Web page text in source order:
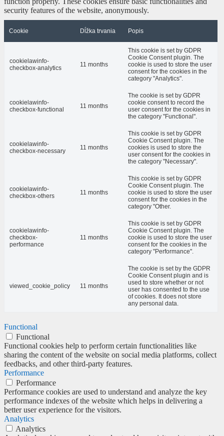
security features of the website, anonymously.
Cookie Dĺžka trvania Popis
cookielawinfo-
checkbox-analytics
11 months
This cookie is set by GDPR
Cookie Consent plugin. The
cookie is used to store the user
consent for the cookies in the
category "Analytics".
cookielawinfo-
checkbox-functional
11 months
The cookie is set by GDPR
cookie consent to record the
user consent for the cookies in
the category "Functional".
cookielawinfo-
checkbox-necessary
11 months
This cookie is set by GDPR
Cookie Consent plugin. The
cookies is used to store the
user consent for the cookies in
the category "Necessary".
cookielawinfo-
checkbox-others
11 months
This cookie is set by GDPR
Cookie Consent plugin. The
cookie is used to store the user
consent for the cookies in the
category "Other.
cookielawinfo-
checkbox-
performance
11 months
This cookie is set by GDPR
Cookie Consent plugin. The
cookie is used to store the user
consent for the cookies in the
category "Performance".
viewed_cookie_policy 11 months
The cookie is set by the GDPR
Cookie Consent plugin and is
used to store whether or not
user has consented to the use
of cookies. It does not store
any personal data.
Functional
Functional
Functional cookies help to perform certain functionalities like
sharing the content of the website on social media platforms, collect
feedbacks, and other third-party features.
Performance
Performance
Performance cookies are used to understand and analyze the key
performance indexes of the website which helps in delivering a
better user experience for the visitors.
Analytics
Analytics